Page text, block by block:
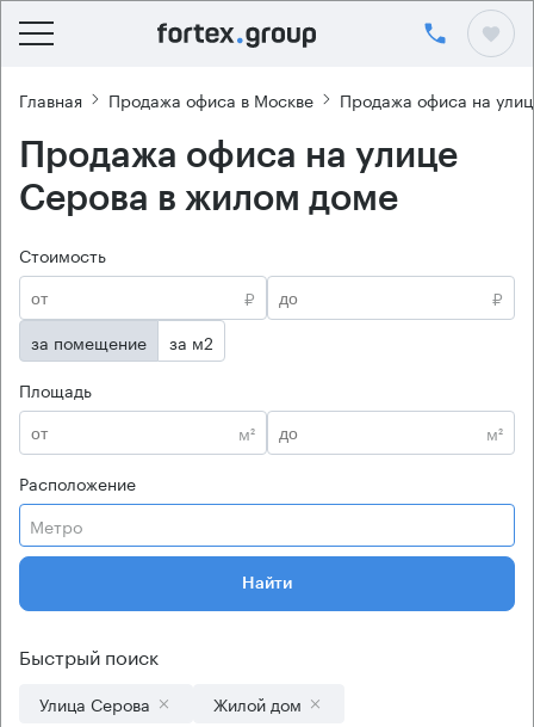
Главная Продажа офиса в Москве Продажа офиса на
Продажа офиса на улице
Серова в жилом доме
Стоимость
₽
₽
за помещение
за м2
Площадь
м²
м²
Расположение
Метро
Найти
Быстрый поиск
Улица Серова Жилой дом